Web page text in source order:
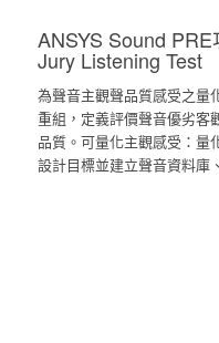
ANSYS Sound
Jury Listening Test
為聲音主觀聲品質感受之量
重組，定義評價聲音優劣客
品質。可量化主觀感受：量
設計目標並建立聲音資料庫